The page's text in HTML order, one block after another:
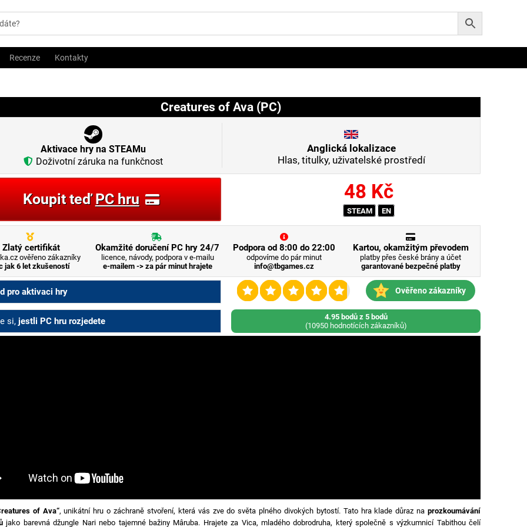
Recenze Kontakty
Creatures of Ava (PC)
Aktivace hry na STEAMu
Doživotní záruka na funkčnost
Anglická lokalizace
Hlas, titulky, uživatelské prostředí
Koupit teďPC hru 48 Kč
STEAM EN
Zlatý certifikát
ověřeno zákazníky
jak 6 let zkušeností
Okamžité doručení PC hry 24/7
licence, návody, podpora v e-mailu
e-mailem -> za pár minut hrajete
Podpora od 8:00 do 22:00
odpovíme do pár minut
info@tbgames.cz
Kartou, okamžitým převodem
platby přes české brány a účet
garantované bezpečné platby
Ověřeno zákazníky
4.95 bodů z 5 bodů
(10950 hodnotících zákazníků)
pro aktivaci hry
si, jestli PC hru rozjedete
of Ava“, unikátní hru o záchraně stvoření, která vás zve do světa plného divokých bytostí. Tato hra klade důraz naprozkoumávání
jako barevná džungle Nari nebo tajemné bažiny Mâruba. Hrajete za Vica, mladého dobrodruha, který společně s výzkumnicí Tabithou čelí